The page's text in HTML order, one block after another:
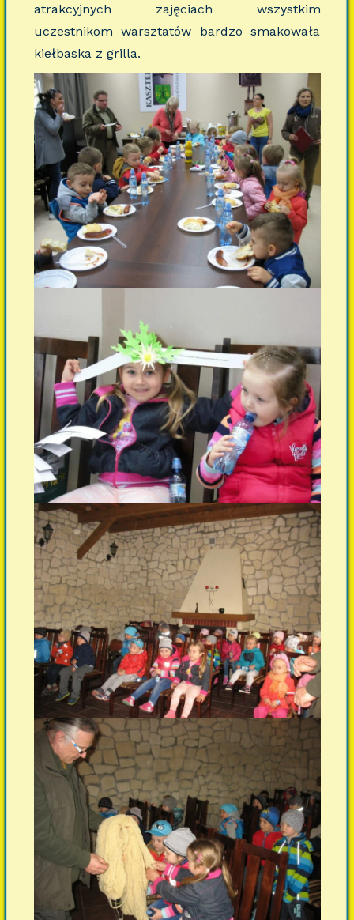
atrakcyjnych zajęciach wszystkim
uczestnikom warsztatów bardzo smakowała
kiełbaska z grilla.